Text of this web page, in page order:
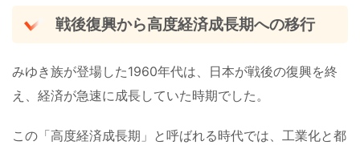
戦後復興から高度経済成長期への移行
みゆき族が登場した1960年代は、日本が戦後の復興を終
え、経済が急速に成長していた時期でした。
この「高度経済成長期」と呼ばれる時代では、工業化と都